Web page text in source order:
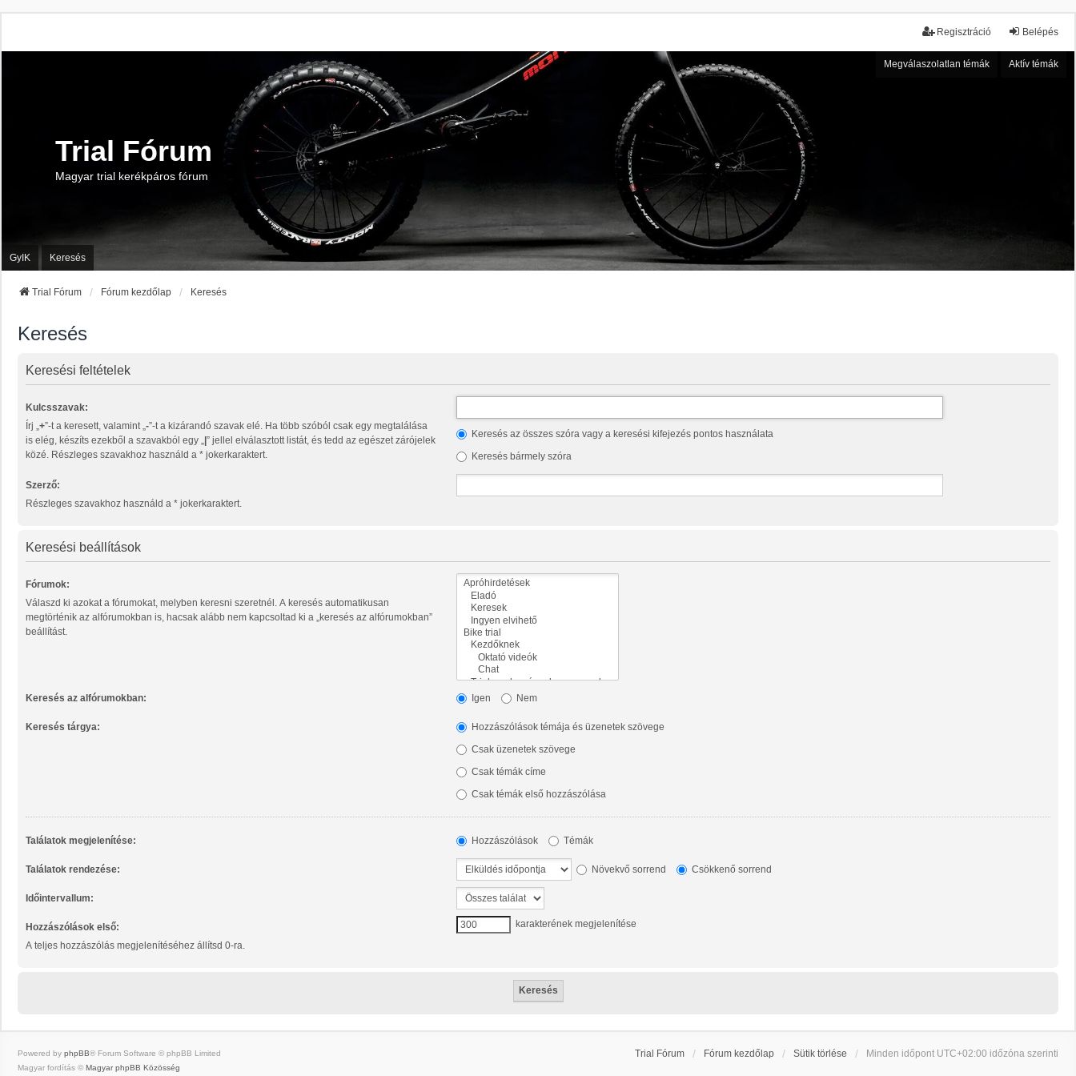
Belépés
Regisztráció
Megválaszolatlan témák Aktív témák
Trial Fórum
Magyar trial kerékpáros fórum
GyIK Keresés
Trial Fórum Fórum kezdőlap Keresés
Keresés
Keresési feltételek
Kulcsszavak:
Írj „+”-t a keresett, valamint „-”-t a kizárandó szavak elé. Ha több szóból csak egy megtalálása
is elég, készíts ezekből a szavakból egy „ ” jellel elválasztott listát, és tedd az egészet zárójelek
közé. Részleges szavakhoz használd a * jokerkaraktert.
Keresés az összes szóra vagy a keresési kifejezés pontos használata
Keresés bármely szóra
Szerző:
Részleges szavakhoz használd a * jokerkaraktert.
Keresési beállítások
Fórumok:
Válaszd ki azokat a fórumokat, melyben keresni szeretnél. A keresés automatikusan
megtörténik az alfórumokban is, hacsak alább nem kapcsoltad ki a „keresés az alfórumokban”
beállítást.
Keresés az alfórumokban: Igen Nem
Keresés tárgya:
Hozzászólások témája és üzenetek szövege
Csak üzenetek szövege
Csak témák címe
Csak témák első hozzászólása
Találatok megjelenítése: Hozzászólások Témák
Találatok rendezése: Növekvő sorrend Csökkenő sorrend
Időintervallum:
Hozzászólások első:
A teljes hozzászólás megjelenítéséhez állítsd 0-ra.
karakterének megjelenítése
Trial Fórum Fórum kezdőlap Sütik törlése Minden időpont UTC+02:00 időzóna szerinti
Powered by phpBB® Forum Software © phpBB Limited
Magyar fordítás © Magyar phpBB Közösség